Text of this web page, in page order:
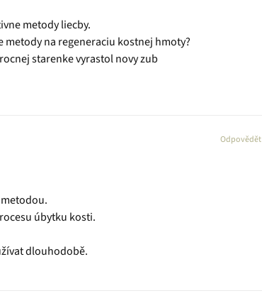
metody liecby.
na regeneraciu kostnej hmoty?
starenke vyrastol novy zub
úbytku kosti.
dlouhodobě.
Odpovědět